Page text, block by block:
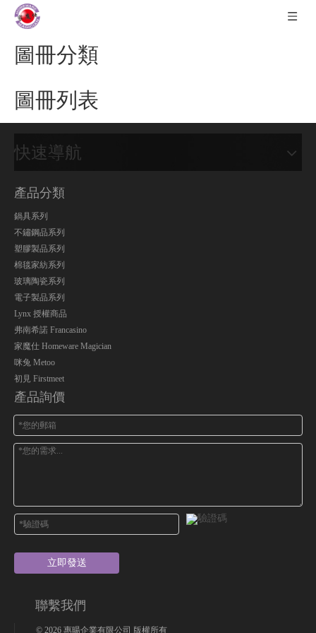
圖冊分類
圖冊列表
快速導航
產品分類
鍋具系列
不鏽鋼品系列
塑膠製品系列
棉毯家紡系列
玻璃陶瓷系列
電子製品系列
Lynx 授權商品
弗南希諾 Francasino
家魔仕 Homeware Magician
咪兔 Metoo
初見 Firstmeet
產品詢價
立即發送
聯繫我們
© 2026 惠暘企業有限公司 版權所有